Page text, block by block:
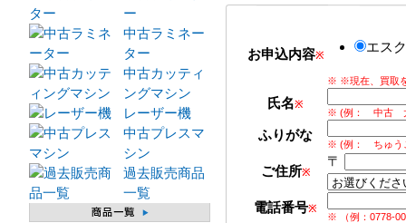
お申込内容※
エス
※ ※現在、買取
氏名※
※ (例： 中古
ふりがな
※ (例： ちゅう
ご住所※
〒
電話番号※
※ （例：0778-
ー
中古ラミネー
ター
中古カッティ
ングマシン
レーザー機
中古プレスマ
シン
過去販売商品
一覧